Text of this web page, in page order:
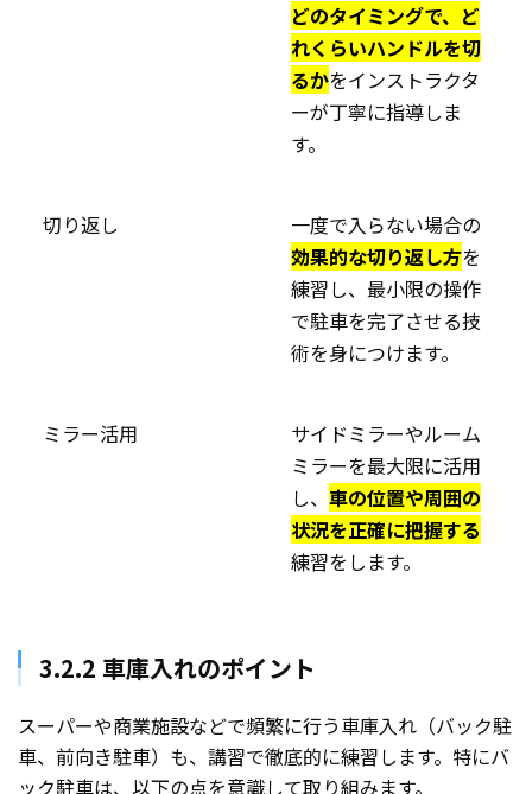
どのタイミングで、ど
れくらいハンドルを切
るかをインストラクタ
ーが丁寧に指導しま
す。
切り返し
一度で入らない場合の
効果的な切り返し方を
練習し、最小限の操作
で駐車を完了させる技
術を身につけます。
ミラー活用
サイドミラーやルーム
ミラーを最大限に活用
し、 車の位置や周囲の
状況を正確に把握する
練習をします。
3.2.2 車庫入れのポイント
スーパーや商業施設などで頻繁に行う車庫入れ（バック駐
車、前向き駐車）も、講習で徹底的に練習します。特にバ
ック駐車は、以下の点を意識して取り組みます。